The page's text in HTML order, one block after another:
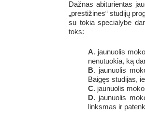
Dažnas abiturientas
„prestižines“ studijų
su tokia specialybe
toks:
A. jaunuolis
nenutuokia, ką
B. jaunuolis
Baigęs studijas,
C. jaunuolis
D. jaunuolis
linksmas ir